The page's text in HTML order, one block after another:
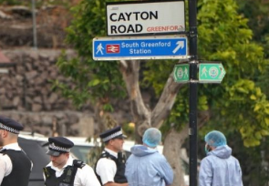
Übersinnliches
„Zusammen
Admin Jan 7,